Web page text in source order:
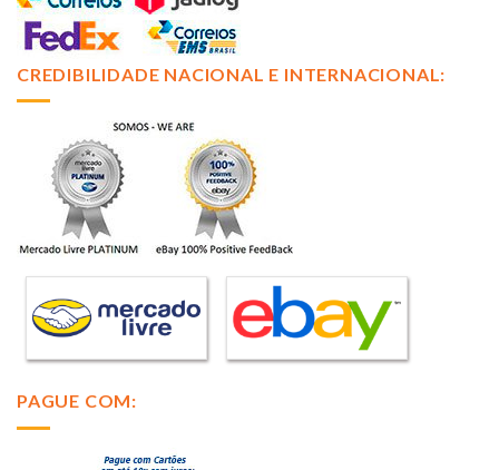
CREDIBILIDADE NACIONAL E INTERNACIONAL:
PAGUE COM: